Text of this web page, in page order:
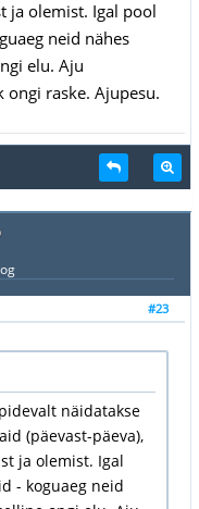
ja olemist. Igal pool
neid nähes
elu. Aju
ongi raske. Ajupesu.
#23
näidatakse
(päevast-päeva),
ja olemist. Igal
- koguaeg neid